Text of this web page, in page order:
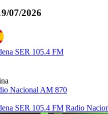
07/2026
SER 105.4 FM
Nacional AM 870
SER 105.4 FM Radio